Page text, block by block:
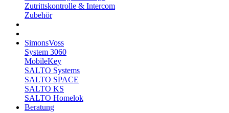
Zutrittskontrolle & Intercom
Zubehör
SimonsVoss
System 3060
MobileKey
SALTO Systems
SALTO SPACE
SALTO KS
SALTO Homelok
Beratung